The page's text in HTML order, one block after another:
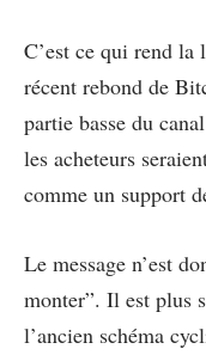
C’est ce qui rend la
récent rebond de
partie basse du
les acheteurs
comme un support
Le message n’est
monter”. Il est plus
l’ancien schéma